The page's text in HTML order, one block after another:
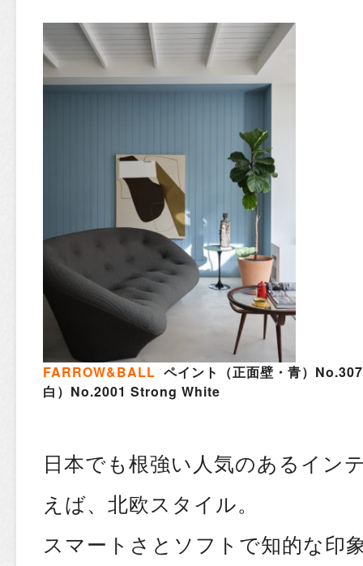
FARROW&BALL ペイント（正面壁・青）
白）No.2001 Strong White
日本でも根強い人気のあるイン
えば、北欧スタイル。
スマートさとソフトで知的な印